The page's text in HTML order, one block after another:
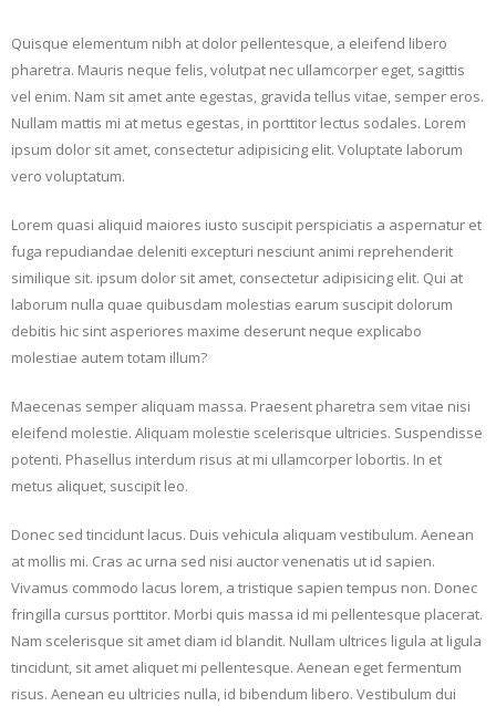
Quisque elementum nibh at dolor pellentesque, a eleifend libero
pharetra. Mauris neque felis, volutpat nec ullamcorper eget, sagittis
vel enim. Nam sit amet ante egestas, gravida tellus vitae, semper eros.
Nullam mattis mi at metus egestas, in porttitor lectus sodales. Lorem
ipsum dolor sit amet, consectetur adipisicing elit. Voluptate laborum
vero voluptatum.
Lorem quasi aliquid maiores iusto suscipit perspiciatis a aspernatur et
fuga repudiandae deleniti excepturi nesciunt animi reprehenderit
similique sit. ipsum dolor sit amet, consectetur adipisicing elit. Qui at
laborum nulla quae quibusdam molestias earum suscipit dolorum
debitis hic sint asperiores maxime deserunt neque explicabo
molestiae autem totam illum?
Maecenas semper aliquam massa. Praesent pharetra sem vitae nisi
eleifend molestie. Aliquam molestie scelerisque ultricies. Suspendisse
potenti. Phasellus interdum risus at mi ullamcorper lobortis. In et
metus aliquet, suscipit leo.
Donec sed tincidunt lacus. Duis vehicula aliquam vestibulum. Aenean
at mollis mi. Cras ac urna sed nisi auctor venenatis ut id sapien.
Vivamus commodo lacus lorem, a tristique sapien tempus non. Donec
fringilla cursus porttitor. Morbi quis massa id mi pellentesque placerat.
Nam scelerisque sit amet diam id blandit. Nullam ultrices ligula at ligula
tincidunt, sit amet aliquet mi pellentesque. Aenean eget fermentum
risus. Aenean eu ultricies nulla, id bibendum libero. Vestibulum dui